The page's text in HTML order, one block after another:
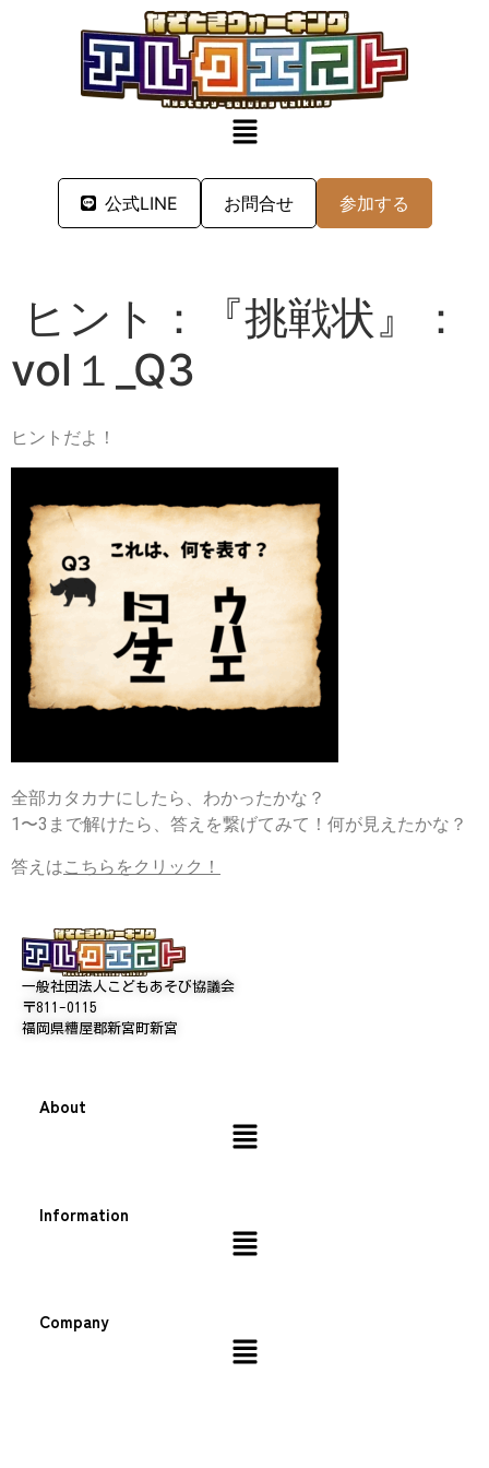
公式LINE お問合せ 参加する
ヒント：『挑戦状』：
vol１_Q3
ヒントだよ！
全部カタカナにしたら、 わかったかな？
1〜3まで解けたら、答えを繋げてみて！何が見えたかな？
答えはこちらをクリック！
一般社団法人こどもあそび協議会
〒811-0115
福岡県糟屋郡新宮町新宮
About
Information
Company